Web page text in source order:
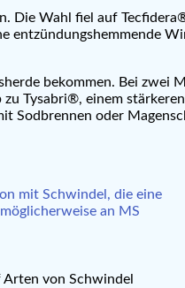
Die Wahl fiel auf
entzündungshemmende
bekommen. Bei zwei
Tysabri®, einem
Sodbrennen oder
von Schwindel